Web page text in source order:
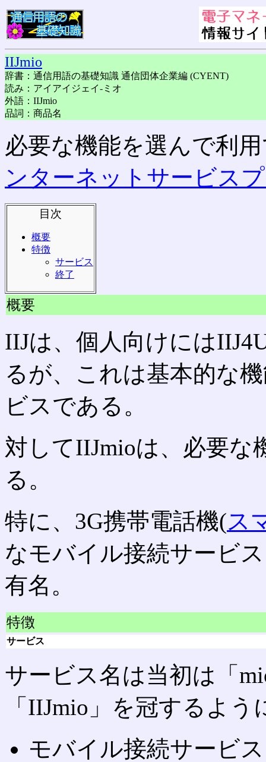
IIJmio
辞書：通信用語の基礎知識 通信団体企業編 (CYENT)
読み：アイアイジェイ-ミオ
外語：IIJmio
品詞：商品名
必要な機能を選んで利
ンターネットサービス
目次
概要
特徴
サービス
終了
概要
IIJは、個人向けには
るが、これは基本的な
ビスである。
対してIIJmioは、必要な
る。
特に、3G携帯電話機(ス
なモバイル接続サービ
有名。
特徴
サービス
サービス名は当初は「
「IIJmio」を冠するよ
モバイル接続サービ